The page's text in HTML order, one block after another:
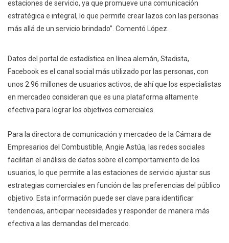
estaciones de servicio, ya que promueve una comunicación
estratégica e integral, lo que permite crear lazos con las personas
más allá de un servicio brindado”. Comentó López.
Datos del portal de estadística en línea alemán, Stadista,
Facebook es el canal social más utilizado por las personas, con
unos 2.96 millones de usuarios activos, de ahí que los especialistas
en mercadeo consideran que es una plataforma altamente
efectiva para lograr los objetivos comerciales.
Para la directora de comunicación y mercadeo de la Cámara de
Empresarios del Combustible, Angie Astúa, las redes sociales
facilitan el análisis de datos sobre el comportamiento de los
usuarios, lo que permite a las estaciones de servicio ajustar sus
estrategias comerciales en función de las preferencias del público
objetivo. Esta información puede ser clave para identificar
tendencias, anticipar necesidades y responder de manera más
efectiva a las demandas del mercado.